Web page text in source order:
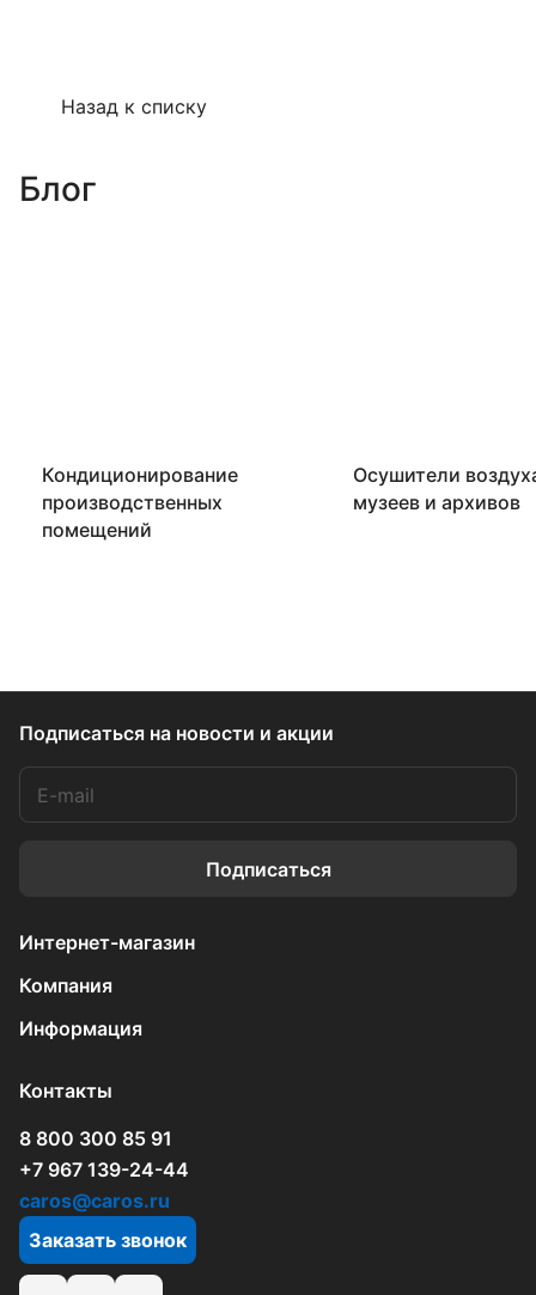
Назад к списку
Блог
Кондиционирование
производственных
помещений
Осушители
музеев и архивов
Подписаться на новости и акции
Подписаться
Интернет-магазин
Компания
Информация
Контакты
8 800 300 85 91
+7 967 139-24-44
caros@caros.ru
Заказать звонок